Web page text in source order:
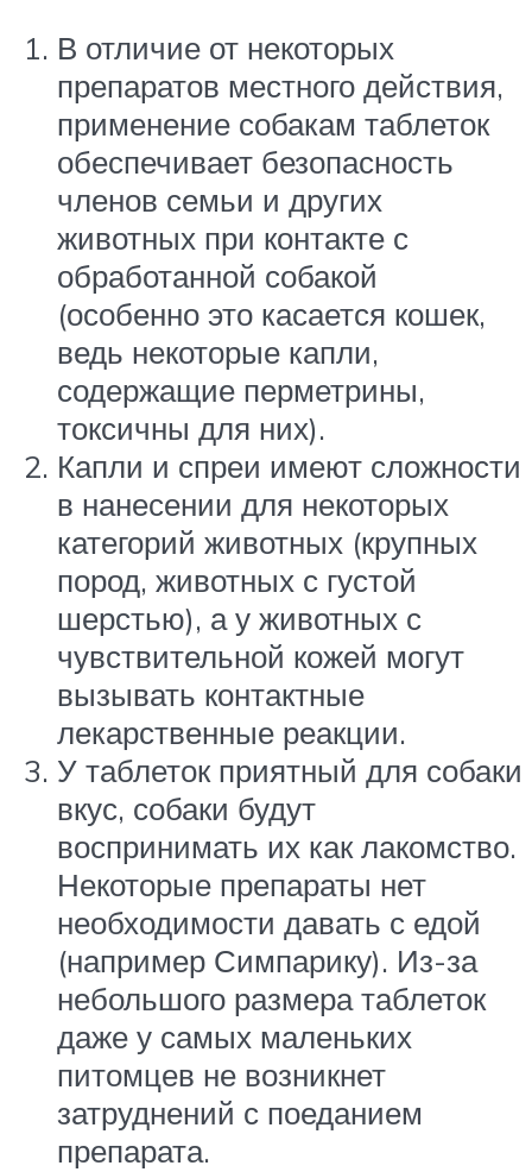
В отличие от некоторых
препаратов местного действия,
применение собакам таблеток
обеспечивает безопасность
членов семьи и других
животных при контакте с
обработанной собакой
(особенно это касается кошек,
ведь некоторые капли,
содержащие перметрины,
токсичны для них).
Капли и спреи имеют сложности
в нанесении для некоторых
категорий животных (крупных
пород, животных с густой
шерстью), а у животных с
чувствительной кожей могут
вызывать контактные
лекарственные реакции.
У таблеток приятный для собаки
вкус, собаки будут
воспринимать их как лакомство.
Некоторые препараты нет
необходимости давать с едой
(например Симпарику). Из-за
небольшого размера таблеток
даже у самых маленьких
питомцев не возникнет
затруднений с поеданием
препарата.